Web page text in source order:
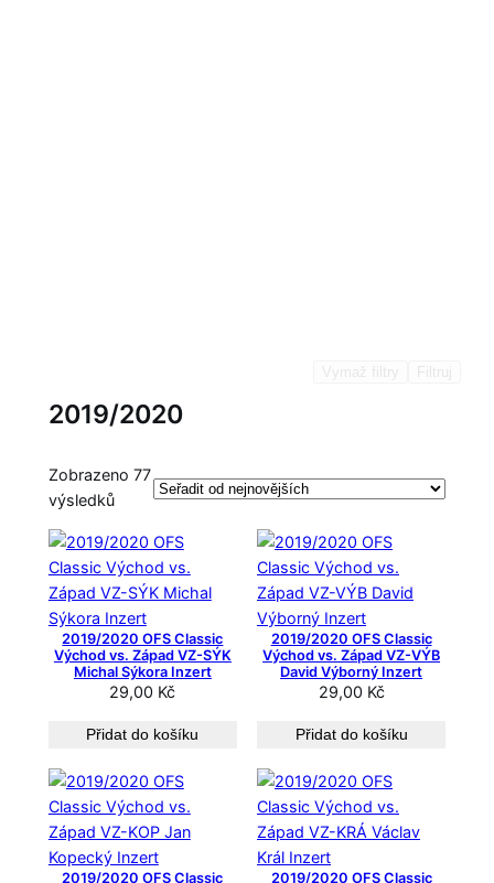
2019/2020
Zobrazeno 77
výsledkůS
ř
a
z
e
n
o
o
e
j
n
o
2019/2020 OFS Classic
Východ vs. Západ VZ-SÝK
Michal Sýkora Inzert
29,00 Kč
Přidat do košíku
2019/2020 OFS Classic
Východ vs. Západ VZ-VÝB
David Výborný Inzert
29,00 Kč
Přidat do košíku
2019/2020 OFS Classic
2019/2020 OFS Classic